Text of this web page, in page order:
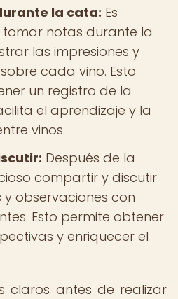
la cata: Es
notas durante la
las impresiones y
cada vino. Esto
un registro de la
el aprendizaje y la
vinos.
Después de la
compartir y discutir
y observaciones con
Esto permite obtener
y enriquecer el
claros antes de realizar